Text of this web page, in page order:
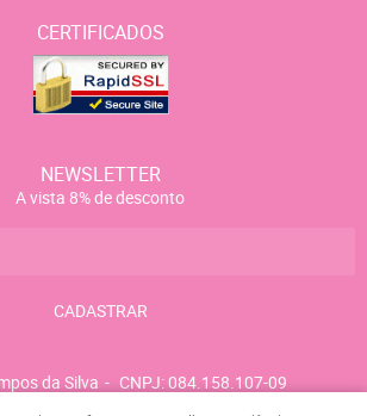
CERTIFICADOS
NEWSLETTER
A vista 8% de desconto
CADASTRAR
da Silva CNPJ: 084.158.107-09